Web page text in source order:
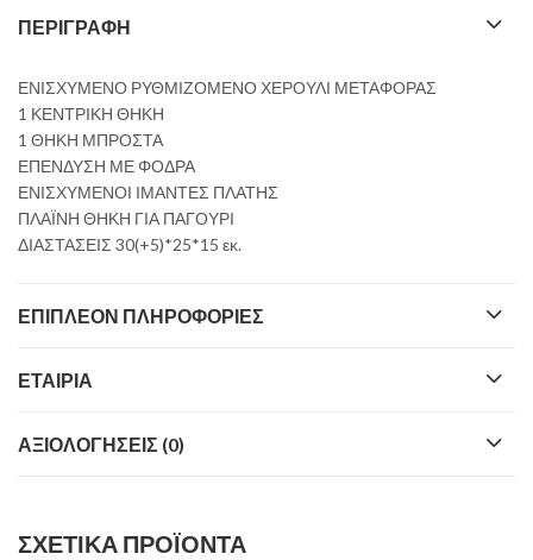
ΠΕΡΙΓΡΑΦΉ
ΕΝΙΣΧΥΜΕΝΟ ΡΥΘΜΙΖΟΜΕΝΟ ΧΕΡΟΥΛΙ ΜΕΤΑΦΟΡΑΣ
1 ΚΕΝΤΡΙΚΗ ΘΗΚΗ
1 ΘΗΚΗ ΜΠΡΟΣΤΑ
ΕΠΕΝΔΥΣΗ ΜΕ ΦΟΔΡΑ
ΕΝΙΣΧΥΜΕΝΟΙ ΙΜΑΝΤΕΣ ΠΛΑΤΗΣ
ΠΛΑΪΝΗ ΘΗΚΗ ΓΙΑ ΠΑΓΟΥΡΙ
ΔΙΑΣΤΑΣΕΙΣ 30(+5)*25*15 εκ.
ΕΠΙΠΛΈΟΝ ΠΛΗΡΟΦΟΡΊΕΣ
ΕΤΑΙΡΊΑ
ΑΞΙΟΛΟΓΉΣΕΙΣ (0)
ΣΧΕΤΙΚΆ ΠΡΟΪΌΝΤΑ